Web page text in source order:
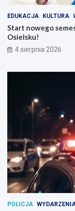
EDUKACJA KULTURA
Start nowego
Osielsku!
4 sierpnia 2026
POLICJA